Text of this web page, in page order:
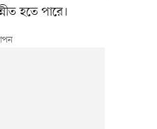
হতে পারে।